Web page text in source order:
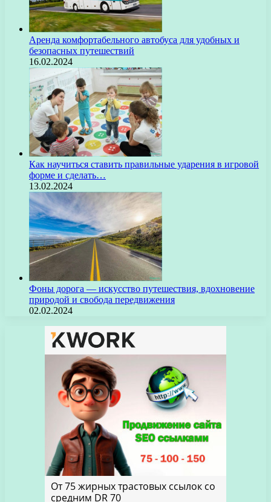
Аренда комфортабельного автобуса для удобных и
безопасных путешествий
16.02.2024
Как научиться ставить правильные ударения в игровой
форме и сделать…
13.02.2024
Фоны дорога — искусство путешествия, вдохновение
природой и свобода передвижения
02.02.2024